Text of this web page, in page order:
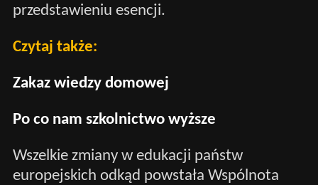
przedstawieniu esencji.
Czytaj także:
Zakaz wiedzy domowej
Po co nam szkolnictwo wyższe
Wszelkie zmiany w edukacji państw
europejskich odkąd powstała Wspólnota